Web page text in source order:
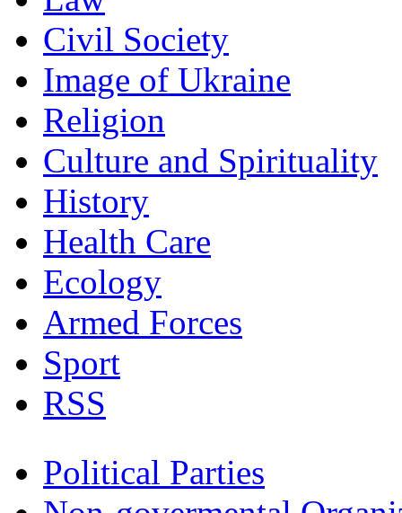
Civil Society
Image of Ukraine
Religion
Culture and Spirituality
History
Health Care
Ecology
Armed Forces
Sport
RSS
Political Parties